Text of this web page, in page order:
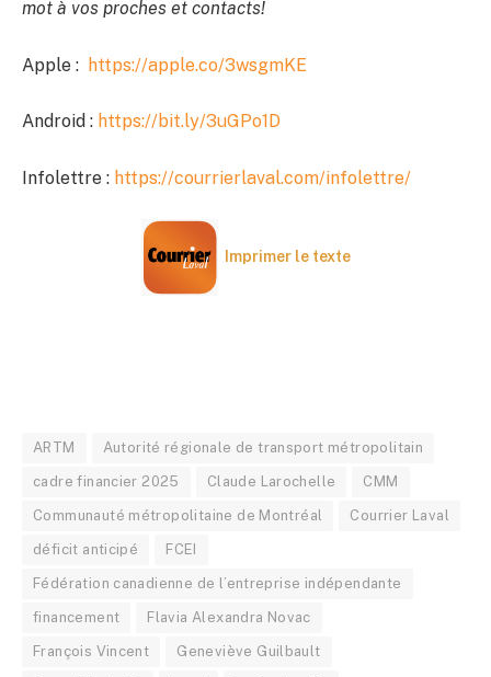
mot à vos proches et contacts!
Apple : https://apple.co/3wsgmKE
Android : https://bit.ly/3uGPo1D
Infolettre : https://courrierlaval.com/infolettre/
Imprimer le texte
ARTM Autorité régionale de transport métropolitain
cadre financier 2025 Claude Larochelle CMM
Communauté métropolitaine de Montréal Courrier Laval
déficit anticipé FCEI
Fédération canadienne de l’entreprise indépendante
financement Flavia Alexandra Novac
François Vincent Geneviève Guilbault